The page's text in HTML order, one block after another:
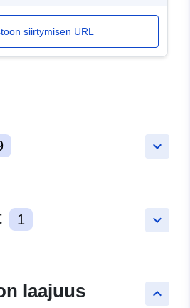
siirtymisen URL
keyboard_arrow_down
keyboard_arrow_down
1
keyboard_arrow_up
laajuus